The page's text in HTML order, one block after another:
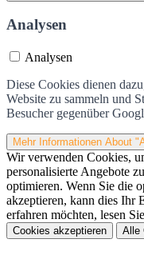
Analysen
Analysen
Diese Cookies dienen
Website zu sammeln und
Besucher gegenüber
Mehr Informationen About
Wir verwenden Cookies,
personalisierte Angebote
optimieren. Wenn Sie die
akzeptieren, kann dies Ihr
erfahren möchten, lesen
Cookies akzeptieren Alle